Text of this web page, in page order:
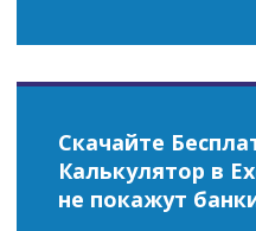
Скачайте
Калькулятор в
не покажут